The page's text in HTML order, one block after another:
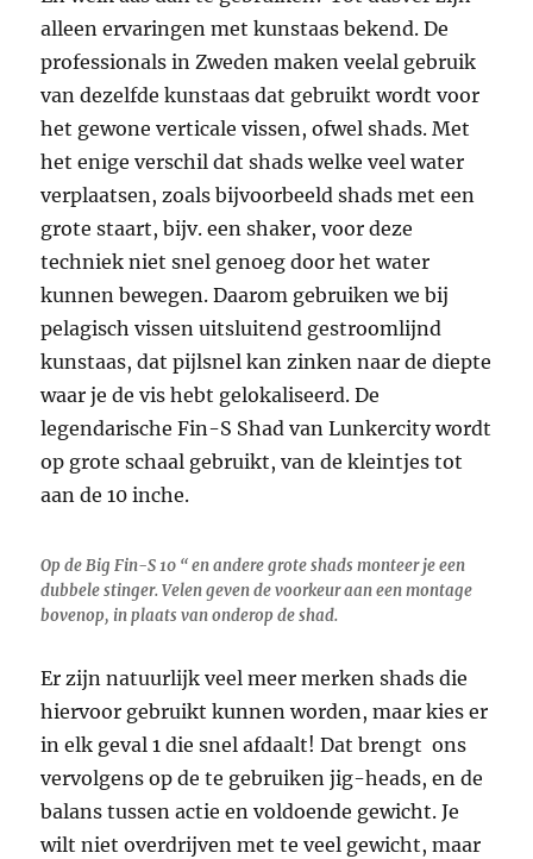
alleen ervaringen met kunstaas bekend. De
professionals in Zweden maken veelal gebruik
van dezelfde kunstaas dat gebruikt wordt voor
het gewone verticale vissen, ofwel shads. Met
het enige verschil dat shads welke veel water
verplaatsen, zoals bijvoorbeeld shads met een
grote staart, bijv. een shaker, voor deze
techniek niet snel genoeg door het water
kunnen bewegen. Daarom gebruiken we bij
pelagisch vissen uitsluitend gestroomlijnd
kunstaas, dat pijlsnel kan zinken naar de diepte
waar je de vis hebt gelokaliseerd. De
legendarische Fin-S Shad van Lunkercity wordt
op grote schaal gebruikt, van de kleintjes tot
aan de 10 inche.
Op de Big Fin-S 10 “ en andere grote shads monteer je een
dubbele stinger. Velen geven de voorkeur aan een montage
bovenop, in plaats van onderop de shad.
Er zijn natuurlijk veel meer merken shads die
hiervoor gebruikt kunnen worden, maar kies er
in elk geval 1 die snel afdaalt! Dat brengt ons
vervolgens op de te gebruiken jig-heads, en de
balans tussen actie en voldoende gewicht. Je
wilt niet overdrijven met te veel gewicht, maar